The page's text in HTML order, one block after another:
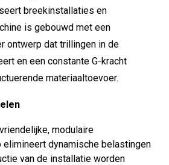
breekinstallaties en
is gebouwd met een
ontwerp dat trillingen in de
en een constante G-kracht
materiaaltoevoer.
modulaire
elimineert dynamische belastingen
van de installatie worden